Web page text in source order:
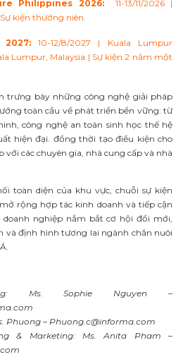
Philippines 2026: 11-13/11/2026 |
kiện thường niên.
2027: 10-12/8/2027 | Kuala Lumpur
Lumpur, Malaysia | Sự kiện 2 năm một
trưng bày những công nghệ giải pháp
toàn cầu về phát triển bền vững: từ
công nghệ an toàn sinh học thế hệ
hiện đại. đồng thời tạo điều kiện cho
các chuyên gia, nhà cung cấp và nhà
toàn diện của khu vực, chuỗi sự kiện
rộng hợp tác kinh doanh và tiếp cận
nghiệp nắm bắt cơ hội đổi mới,
và định hình tương lai ngành chăn nuôi
Ms. Sophie Nguyen –
Phuong – Phuong.c@informa.com
& Marketing: Ms. Anita Pham –